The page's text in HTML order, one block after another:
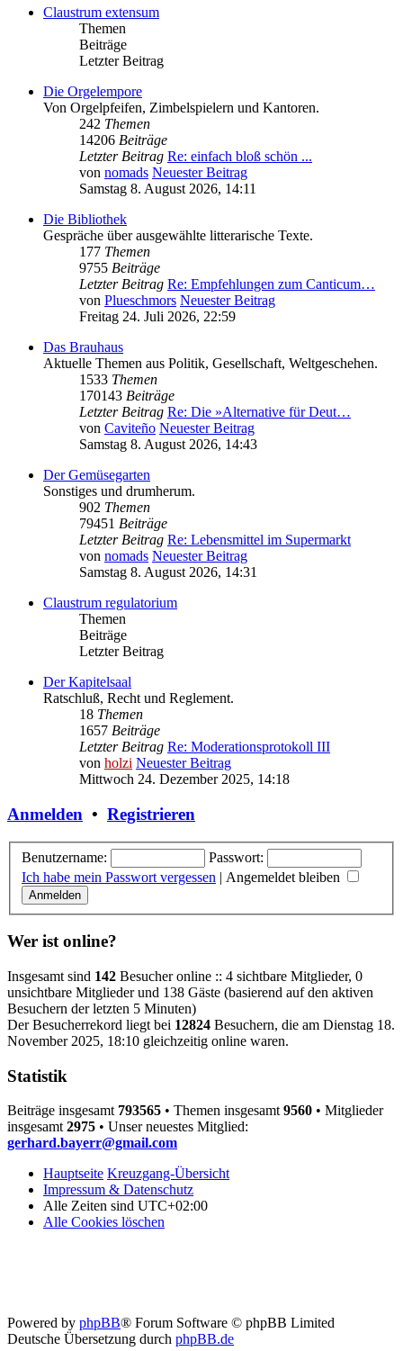
Claustrum extensum
Themen
Beiträge
Letzter Beitrag
Die Orgelempore
Von Orgelpfeifen, Zimbelspielern und Kantoren.
242 Themen
14206 Beiträge
Letzter Beitrag Re: einfach bloß schön ...
von nomads Neuester Beitrag
Samstag 8. August 2026, 14:11
Die Bibliothek
Gespräche über ausgewählte litterarische Texte.
177 Themen
9755 Beiträge
Letzter Beitrag Re: Empfehlungen zum Canticum…
von Plueschmors Neuester Beitrag
Freitag 24. Juli 2026, 22:59
Das Brauhaus
Aktuelle Themen aus Politik, Gesellschaft, Weltgeschehen.
1533 Themen
170143 Beiträge
Letzter Beitrag Re: Die »Alternative für Deut…
von Caviteño Neuester Beitrag
Samstag 8. August 2026, 14:43
Der Gemüsegarten
Sonstiges und drumherum.
902 Themen
79451 Beiträge
Letzter Beitrag Re: Lebensmittel im Supermarkt
von nomads Neuester Beitrag
Samstag 8. August 2026, 14:31
Claustrum regulatorium
Themen
Beiträge
Letzter Beitrag
Der Kapitelsaal
Ratschluß, Recht und Reglement.
18 Themen
1657 Beiträge
Letzter Beitrag Re: Moderationsprotokoll III
von holzi Neuester Beitrag
Mittwoch 24. Dezember 2025, 14:18
Anmelden • Registrieren
Benutzername:
Passwort:
Ich habe mein Passwort vergessen | Angemeldet bleiben
Wer ist online?
Insgesamt sind 142 Besucher online :: 4 sichtbare Mitglieder, 0
unsichtbare Mitglieder und 138 Gäste (basierend auf den aktiven
Besuchern der letzten 5 Minuten)
Der Besucherrekord liegt bei 12824 Besuchern, die am Dienstag 18.
November 2025, 18:10 gleichzeitig online waren.
Statistik
Beiträge insgesamt 793565 • Themen insgesamt 9560 • Mitglieder
insgesamt 2975 • Unser neuestes Mitglied:
gerhard.bayerr@gmail.com
Hauptseite Kreuzgang-Übersicht
Impressum & Datenschutz
Alle Zeiten sind UTC+02:00
Alle Cookies löschen
Powered by phpBB® Forum Software © phpBB Limited
Deutsche Übersetzung durch phpBB.de